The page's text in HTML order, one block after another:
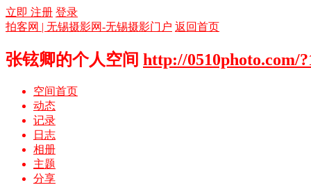
立即 注册 登录
拍客网 | 无锡摄影网-无锡摄影门户 返回首页
张铉卿的个人空间 http://0510photo.com/
空间首页
动态
记录
日志
相册
主题
分享